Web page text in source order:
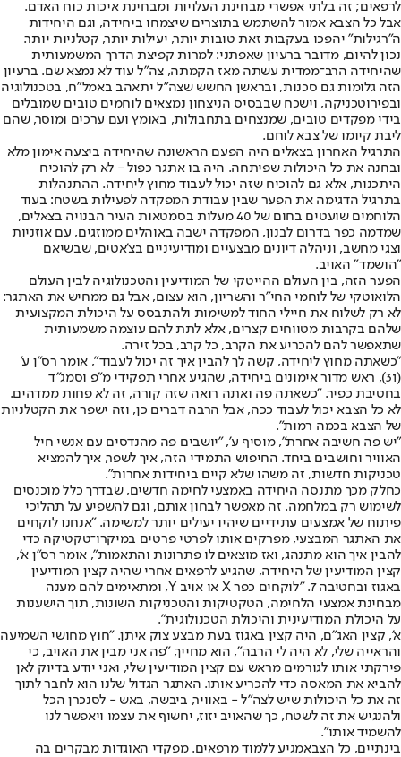
לרפאים; זה בלתי אפשרי מבחינת העלויות ומבחינת איכות כוח האדם.
אבל כל הצבא אמור להשתמש בתוצרים שיצמחו ביחידה, וגם היחידות
ה"רגילות" יהפכו בעקבות זאת טובות יותר, יעילות יותר, קטלניות יותר.
נכון להיום, מדובר ברעיון שאפתני: למרות קפיצת הדרך המשמעותית
שהיחידה הרב־ממדית עשתה מאז הקמתה, צה"ל עוד לא נמצא שם. ברעיון
הזה גלומות גם סכנות, ובראשן החשש שצה"ל יתאהב באמל"ח, בטכנולוגיה
ובפירוטכניקה, וישכח שבבסיס הניצחון נמצאים לוחמים טובים שמובלים
בידי מפקדים טובים, שמנצחים בתחבולות, באומץ ועם ערכים ומוסר, שהם
ליבת קיומו של צבא לוחם.
התרגיל האחרון בצאלים היה הפעם הראשונה שהיחידה ביצעה אימון מלא
ובחנה את כל היכולות שפיתחה. היה בו אתגר כפול - לא רק להוכיח
היתכנות, אלא גם להוכיח שזה יכול לעבוד מחוץ ליחידה. ההתנהלות
בתרגיל הדגימה את הפער שבין עבודת המפקדה לפעילות בשטח: בעוד
הלוחמים שועטים בחום של 40 מעלות בסמטאות העיר הבנויה בצאלים,
שמדמה כפר בדרום לבנון, המפקדה ישבה באוהלים ממוזגים, עם אוזניות
וצגי מחשב, וניהלה דיונים מבצעיים ומודיעיניים בצ'אטים, שבשיאם
"הושמד" האויב.
הפער הזה, בין העולם ההייטקי של המודיעין והטכנולוגיה לבין העולם
הלואוטקי של לוחמי החי"ר והשריון, הוא עצום, אבל גם ממחיש את האתגר:
לא רק לשלוח את חיילי החוד למשימות ולהתבסס על היכולת המקצועית
שלהם בקרבות מטווחים קצרים, אלא לתת להם עוצמה משמעותית
שתאפשר להם להכריע את הקרב, כל קרב, בכל זירה.
"כשאתה מחוץ ליחידה, קשה לך להבין איך זה יכול לעבוד", אומר רס"ן ע'
(31), ראש מדור אימונים ביחידה, שהגיע אחרי תפקידי מ"פ וסמג"ד
בחטיבת כפיר. "כשאתה פה ואתה רואה שזה קורה, זה לא פחות ממדהים.
לא כל הצבא יכול לעבוד ככה, אבל הרבה דברים כן, וזה ישפר את הקטלניות
של הצבא בכמה רמות".
"יש פה חשיבה אחרת", מוסיף ע', "יושבים פה מהנדסים עם אנשי חיל
האוויר וחושבים ביחד. החיפוש התמידי הזה, איך לשפר, איך להמציא
טכניקות חדשות, זה משהו שלא קיים ביחידות אחרות".
כחלק מכך מתנסה היחידה באמצעי לחימה חדשים, שבדרך כלל מוכנסים
לשימוש רק במלחמה. זה מאפשר לבחון אותם, וגם להשפיע על תהליכי
פיתוח של אמצעים עתידיים שיהיו יעילים יותר למשימה. "אנחנו לוקחים
את האתגר המבצעי, מפרקים אותו לפרטי פרטים במיקרו־טקטיקה כדי
להבין איך הוא מתנהג, ואז מוצאים לו פתרונות והתאמות", אומר רס"ן א',
קצין המודיעין של היחידה, שהגיע לרפאים אחרי שהיה קצין המודיעין
באגוז ובחטיבה 7. "לוקחים כפר X או אויב Y, ומתאימים להם מענה
מבחינת אמצעי הלחימה, הטקטיקות והטכניקות השונות, תוך הישענות
על היכולת המודיעינית והיכולת הטכנולוגית".
א', קצין האג"ם, היה קצין באגוז בעת מבצע צוק איתן. "חוץ מחושי השמיעה
והראייה שלי, לא היה לי הרבה", הוא מחייך, "פה אני מבין את האויב, כי
פירקתי אותו לגורמים מראש עם קצין המודיעין שלי, ואני יודע בדיוק לאן
להביא את המאסה כדי להכריע אותו. האתגר הגדול שלנו הוא לחבר לתוך
זה את כל היכולות שיש לצה"ל - באוויר, ביבשה, באש - לסנכרן הכל
ולהנגיש את זה לשטח, כך שהאויב יזוז, יחשוף את עצמו ויאפשר לנו
להשמיד אותו".
בינתיים, כל הצבאמגיע ללמוד מרפאים. מפקדי האוגדות מבקרים בה